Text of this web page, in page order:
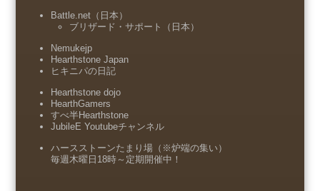
Battle.net（日本）
ブリザード・サポート（日本）
Nemukejp
Hearthstone Japan
ヒキニパの日記
Hearthstone dojo
HearthGamers
すべ半Hearthstone
JubileE Youtubeチャンネル
ハースストーンたまり場（※炉端の集い）
毎週木曜日18時～定期開催中！